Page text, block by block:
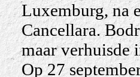
Luxemburg, na
Cancellara.
maar verhuisde
Op 27